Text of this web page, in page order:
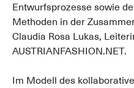
Entwurfsprozesse sowie
Methoden in der
Claudia Rosa Lukas,
AUSTRIANFASHION.NET.
Im Modell des